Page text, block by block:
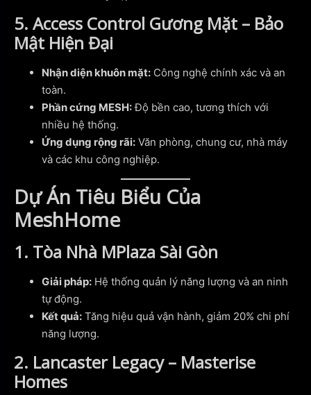
5. Access Control Gương Mặt – Bảo
Mật Hiện Đại
Nhận diện khuôn mặt: Công nghệ chính xác và an
toàn.
Phần cứng MESH:Độ bền cao, tương thích với
nhiều hệ thống.
Ứng dụng rộng rãi: Văn phòng, chung cư, nhà máy
và các khu công nghiệp.
Dự Án Tiêu Biểu Của
MeshHome
1. Tòa Nhà MPlaza Sài Gòn
Giải pháp: Hệ thống quản lý năng lượng và an ninh
tự động.
Kết quả: Tăng hiệu quả vận hành, giảm 20% chi phí
năng lượng.
2. Lancaster Legacy – Masterise
Homes